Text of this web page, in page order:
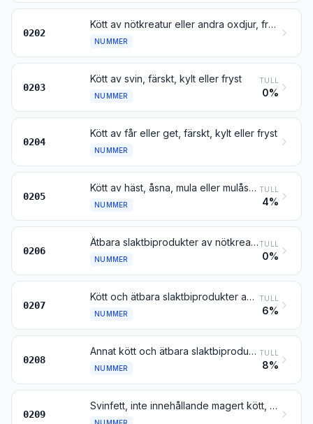
0202
Kött av nötkreatur eller andra oxdjur, fryst
NUMMER
0203
Kött av svin, färskt, kylt eller fryst
NUMMER
TULL
0%
0204
Kött av får eller get, färskt, kylt eller fryst
NUMMER
0205
Kött av häst, åsna, mula eller mulåsna, färskt, kylt eller fryst
NUMMER
TULL
4%
0206
Ätbara slaktbiprodukter av nötkreatur, andra oxdjur, svin, får, get, häst, åsna, mula eller mulåsna, färska, kylda eller frysta
NUMMER
TULL
0%
0207
Kött och ätbara slaktbiprodukter av fjäderfä enligt nr 0105, färska, kylda eller frysta
NUMMER
TULL
6%
0208
Annat kött och ätbara slaktbiprodukter, färska, kylda eller frysta
NUMMER
TULL
8%
0209
Svinfett, inte innehållande magert kött, och fjäderfäfett, inte utsmälta eller på annat sätt extraherade, färska, kylda, frysta, saltade, i saltlake, torkade eller rökta